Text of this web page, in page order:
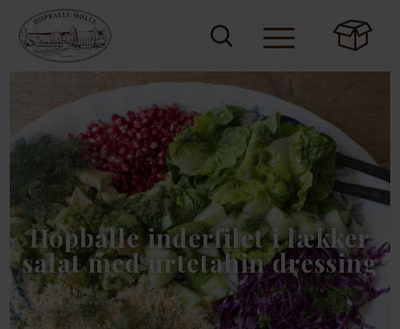
Hopballe inderfilet i lækker
salat med urtetahin dressing